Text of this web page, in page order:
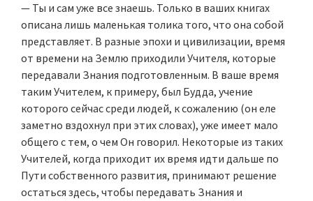
— Ты и сам уже все знаешь. Только в ваших книгах
описана лишь маленькая толика того, что она собой
представляет. В разные эпохи и цивилизации, время
от времени на Землю приходили Учителя, которые
передавали Знания подготовленным. В ваше время
таким Учителем, к примеру, был Будда, учение
которого сейчас среди людей, к сожалению (он еле
заметно вздохнул при этих словах), уже имеет мало
общего с тем, о чем Он говорил. Некоторые из таких
Учителей, когда приходит их время идти дальше по
Пути собственного развития, принимают решение
остаться здесь, чтобы передавать Знания и